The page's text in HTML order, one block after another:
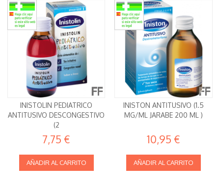
INISTOLIN PEDIATRICO
ANTITUSIVO DESCONGESTIVO
(2
7,75 €
AÑADIR AL CARRITO
INISTON ANTITUSIVO (1.5
MG/ML JARABE 200 ML )
10,95 €
AÑADIR AL CARRITO